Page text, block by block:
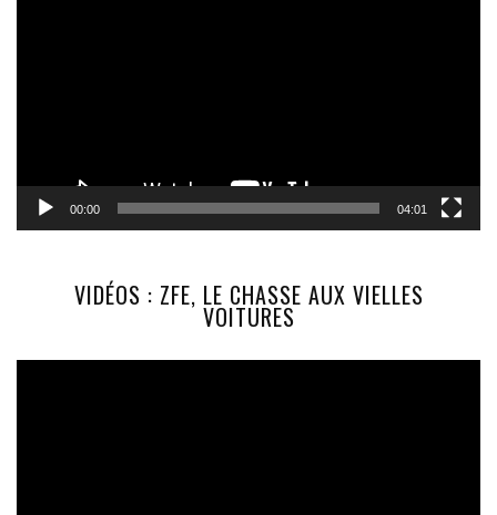
00:00 04:01
VIDÉOS : ZFE, LE CHASSE AUX VIELLES
VOITURES